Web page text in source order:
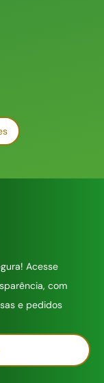
Acesse
com
e pedidos